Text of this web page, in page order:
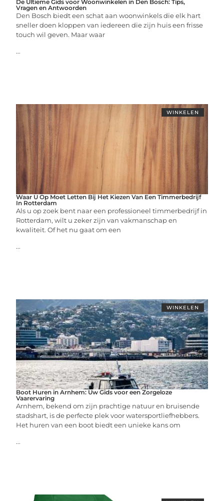
De Ultieme Gids voor Woonwinkelen in Den Bosch: Tips,
Vragen en Antwoorden
Den Bosch biedt een schat aan woonwinkels die elk hart
sneller doen kloppen van iedereen die zijn huis een frisse
touch wil geven. Maar waar
...
WINKELEN
Waar U Op Moet Letten Bij Het Kiezen Van Een Timmerbedrijf
In Rotterdam
Als u op zoek bent naar een professioneel timmerbedrijf in
Rotterdam, wilt u zeker zijn van vakmanschap en
kwaliteit. Of het nu gaat om een
...
WINKELEN
Boot Huren in Arnhem: Uw Gids voor een Zorgeloze
Vaarervaring
Arnhem, bekend om zijn prachtige natuur en bruisende
stadshart, is de perfecte plek voor watersportliefhebbers.
Het huren van een boot biedt een unieke kans om
...